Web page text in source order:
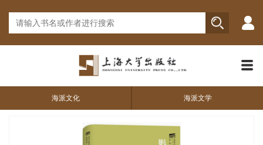
海派文化 海派文学